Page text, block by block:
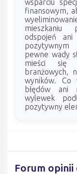
wsparciu
finansowym,
mieszkaniu
odspojeń
pozytywnym
pewne wady
mieści się
branżowych,
wyników. Co
błędów ani
wylewek
pozytywny
Forum opinii